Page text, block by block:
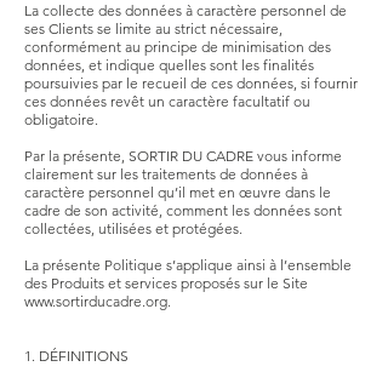
La collecte des données à caractère personnel de
ses Clients se limite au strict nécessaire,
conformément au principe de minimisation des
données, et indique quelles sont les finalités
poursuivies par le recueil de ces données, si fournir
ces données revêt un caractère facultatif ou
obligatoire.
Par la présente, SORTIR DU CADRE vous informe
clairement sur les traitements de données à
caractère personnel qu’il met en œuvre dans le
cadre de son activité, comment les données sont
collectées, utilisées et protégées.
La présente Politique s’applique ainsi à l’ensemble
des Produits et services proposés sur le Site
www.sortirducadre.org.
1. DÉFINITIONS